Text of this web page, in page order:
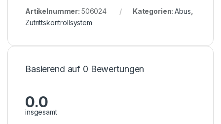
Artikelnummer: 506024 Kategorien:Abus
Zutrittskontrollsystem
Basierend auf 0 Bewertungen
0.0
insgesamt